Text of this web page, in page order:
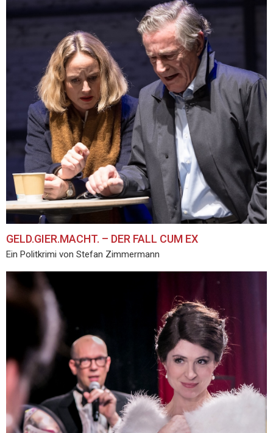
GELD.GIER.MACHT. – DER FALL CUM EX
Ein Politkrimi von Stefan Zimmermann